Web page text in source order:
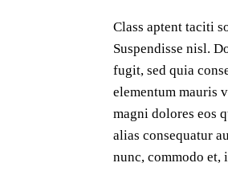
Class aptent taciti
Suspendisse nisl.
fugit, sed quia
elementum mauris
magni dolores eos
alias consequatur
nunc, commodo et,